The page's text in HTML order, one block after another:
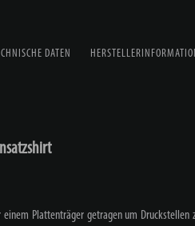
DATEN
Plattenträger getragen um